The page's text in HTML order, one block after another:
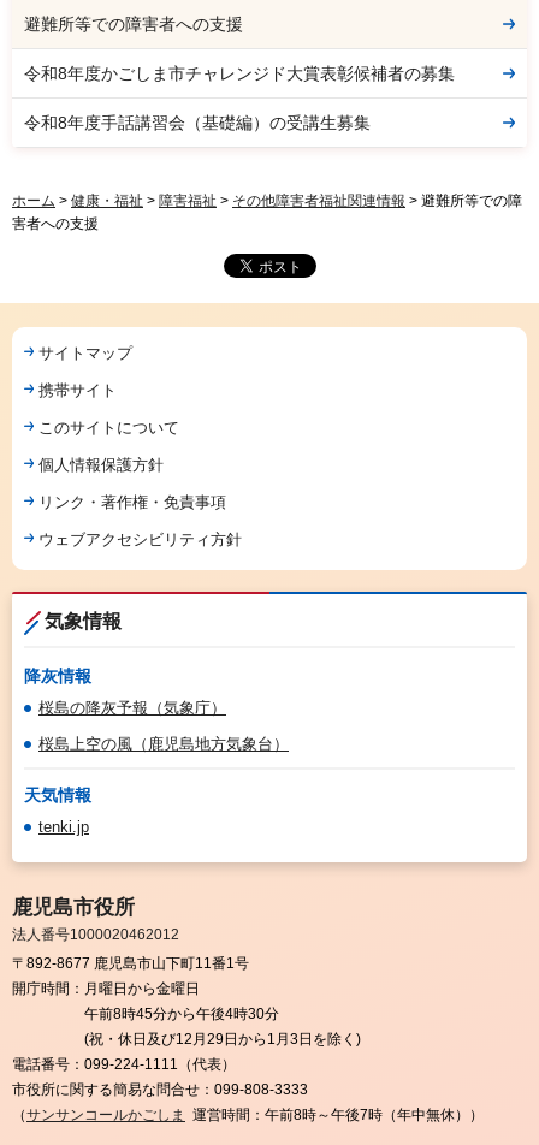
避難所等での障害者への支援
令和8年度かごしま市チャレンジド大賞表彰候補者の募集
令和8年度手話講習会（基礎編）の受講生募集
ホーム > 健康・福祉 > 障害福祉 > その他障害者福祉関連情報 > 避難所等での障
害者への支援
サイトマップ
携帯サイト
このサイトについて
個人情報保護方針
リンク・著作権・免責事項
ウェブアクセシビリティ方針
気象情報
降灰情報
桜島の降灰予報（気象庁）
桜島上空の風（鹿児島地方気象台）
天気情報
tenki.jp
鹿児島市役所
法人番号1000020462012
〒892-8677 鹿児島市山下町11番1号
開庁時間： 月曜日から金曜日
午前8時45分から午後4時30分
(祝・休日及び12月29日から1月3日を除く)
電話番号： 099-224-1111（代表）
市役所に関する簡易な問合せ： 099-808-3333
（サンサンコールかごしま 運営時間：午前8時～午後7時（年中無休））